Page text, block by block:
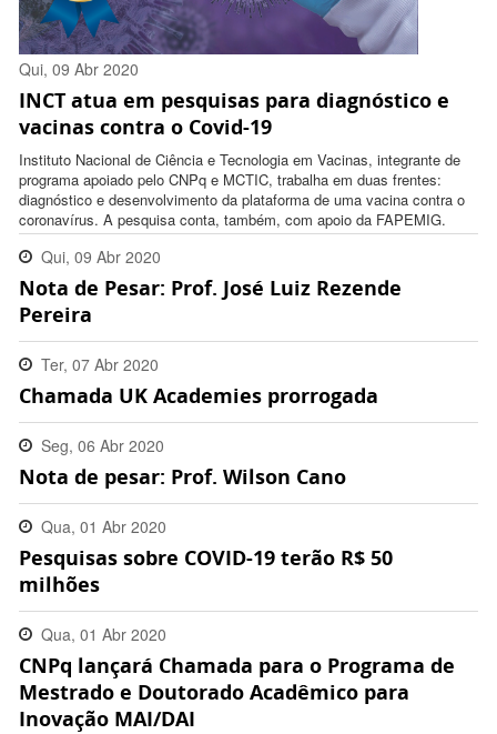
Qui, 09 Abr 2020
17:10:00 -0300
INCT atua em pesquisas para diagnóstico e
vacinas contra o Covid-19
Instituto Nacional de Ciência e Tecnologia em Vacinas, integrante de
programa apoiado pelo CNPq e MCTIC, trabalha em duas frentes:
diagnóstico e desenvolvimento da plataforma de uma vacina contra o
coronavírus. A pesquisa conta, também, com apoio da FAPEMIG.
Qui, 09 Abr 2020
11:45:00 -0300
Nota de Pesar: Prof. José Luiz Rezende
Pereira
Ter, 07 Abr 2020
16:21:00 -0300
Chamada UK Academies prorrogada
Seg, 06 Abr 2020
17:13:00 -0300
Nota de pesar: Prof. Wilson Cano
Qua, 01 Abr 2020
18:48:00 -0300
Pesquisas sobre COVID-19 terão R$ 50
milhões
Qua, 01 Abr 2020
12:22:00 -0300
CNPq lançará Chamada para o Programa de
Mestrado e Doutorado Acadêmico para
Inovação MAI/DAI